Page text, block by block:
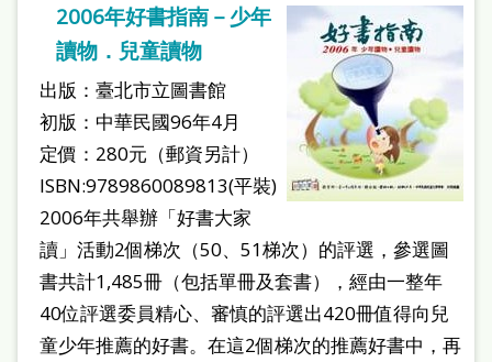
2006年好書指南－少年
讀物．兒童讀物
出版：臺北市立圖書館
初版：中華民國96年4月
定價：280元（郵資另計）
ISBN:9789860089813(平裝)
2006年共舉辦「好書大家
讀」活動2個梯次（50、51梯次）的評選，參選圖
書共計1,485冊（包括單冊及套書），經由一整年
40位評選委員精心、審慎的評選出420冊值得向兒
童少年推薦的好書。在這2個梯次的推薦好書中，再